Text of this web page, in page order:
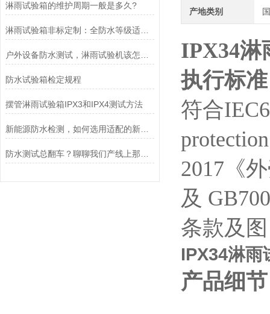
淋雨试验箱的维护周期一般是多久?
淋雨试验箱非标定制：全防水等级适配与优势
防水试验箱检定规程
摆管淋雨试验箱IPX3和IPX4测试方法
新能源防水检测，如何选用适配的新能源防水试验箱？
产地类别
IPX34淋
执行标准
符合
2017 《
及
条款及图
IPX34淋雨
产品细节